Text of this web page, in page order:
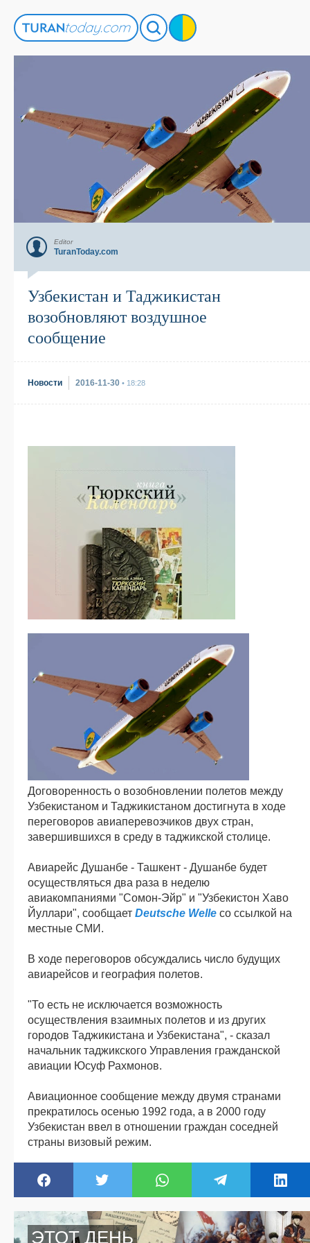
Editor
TuranToday.com
Узбекистан и Таджикистан
возобновляют воздушное
сообщение
Новости 2016-11-30 • 18:28
Договоренность о возобновлении полетов между
Узбекистаном и Таджикистаном достигнута в ходе
переговоров авиаперевозчиков двух стран,
завершившихся в среду в таджикской столице.
Авиарейс Душанбе - Ташкент - Душанбе будет
осуществляться два раза в неделю
авиакомпаниями "Сомон-Эйр" и "Узбекистон Хаво
Йуллари", сообщает Deutsche Welle со ссылкой на
местные СМИ.
В ходе переговоров обсуждались число будущих
авиарейсов и география полетов.
"То есть не исключается возможность
осуществления взаимных полетов и из других
городов Таджикистана и Узбекистана", - сказал
начальник таджикского Управления гражданской
авиации Юсуф Рахмонов.
Авиационное сообщение между двумя странами
прекратилось осенью 1992 года, а в 2000 году
Узбекистан ввел в отношении граждан соседней
страны визовый режим.
ЭТОТ ДЕНЬ